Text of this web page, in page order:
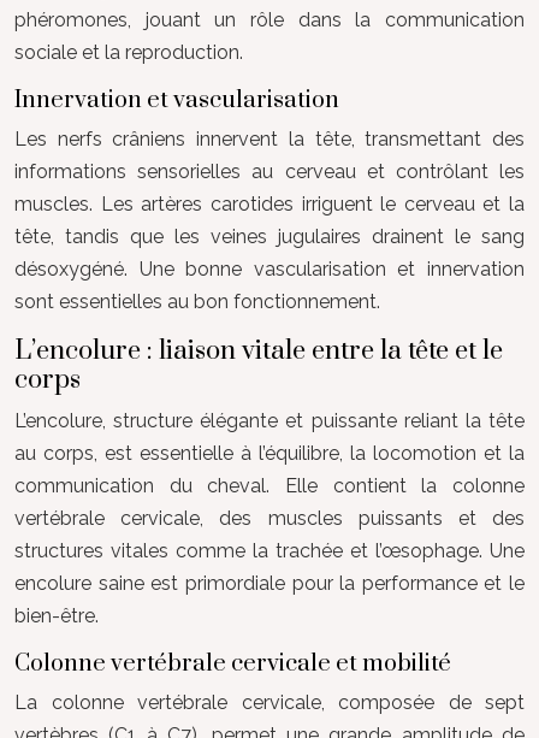
phéromones, jouant un rôle dans la communication
sociale et la reproduction.
Innervation et vascularisation
Les nerfs crâniens innervent la tête, transmettant des
informations sensorielles au cerveau et contrôlant les
muscles. Les artères carotides irriguent le cerveau et la
tête, tandis que les veines jugulaires drainent le sang
désoxygéné. Une bonne vascularisation et innervation
sont essentielles au bon fonctionnement.
L’encolure : liaison vitale entre la tête et le
corps
L’encolure, structure élégante et puissante reliant la tête
au corps, est essentielle à l’équilibre, la locomotion et la
communication du cheval. Elle contient la colonne
vertébrale cervicale, des muscles puissants et des
structures vitales comme la trachée et l’œsophage. Une
encolure saine est primordiale pour la performance et le
bien-être.
Colonne vertébrale cervicale et mobilité
La colonne vertébrale cervicale, composée de sept